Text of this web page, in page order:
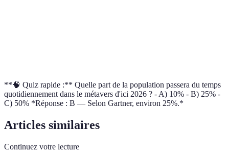
**🧠 Quiz rapide :** Quelle part de la population passera du temps
quotidiennement dans le métavers d'ici 2026 ? - A) 10% - B) 25% -
C) 50% *Réponse : B — Selon Gartner, environ 25%.*
Articles similaires
Continuez votre lecture